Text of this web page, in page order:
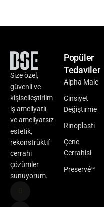
Size özel,
güvenli ve
kişiselleştirilm
iş ameliyatlı
ve ameliyatsız
estetik,
rekonstrüktif
cerrahi
çözümler
sunuyorum.
Popüler
Tedaviler
Alpha Male
Cinsiyet
Değiştirme
Rinoplasti
Çene
Cerrahisi
Preservé™